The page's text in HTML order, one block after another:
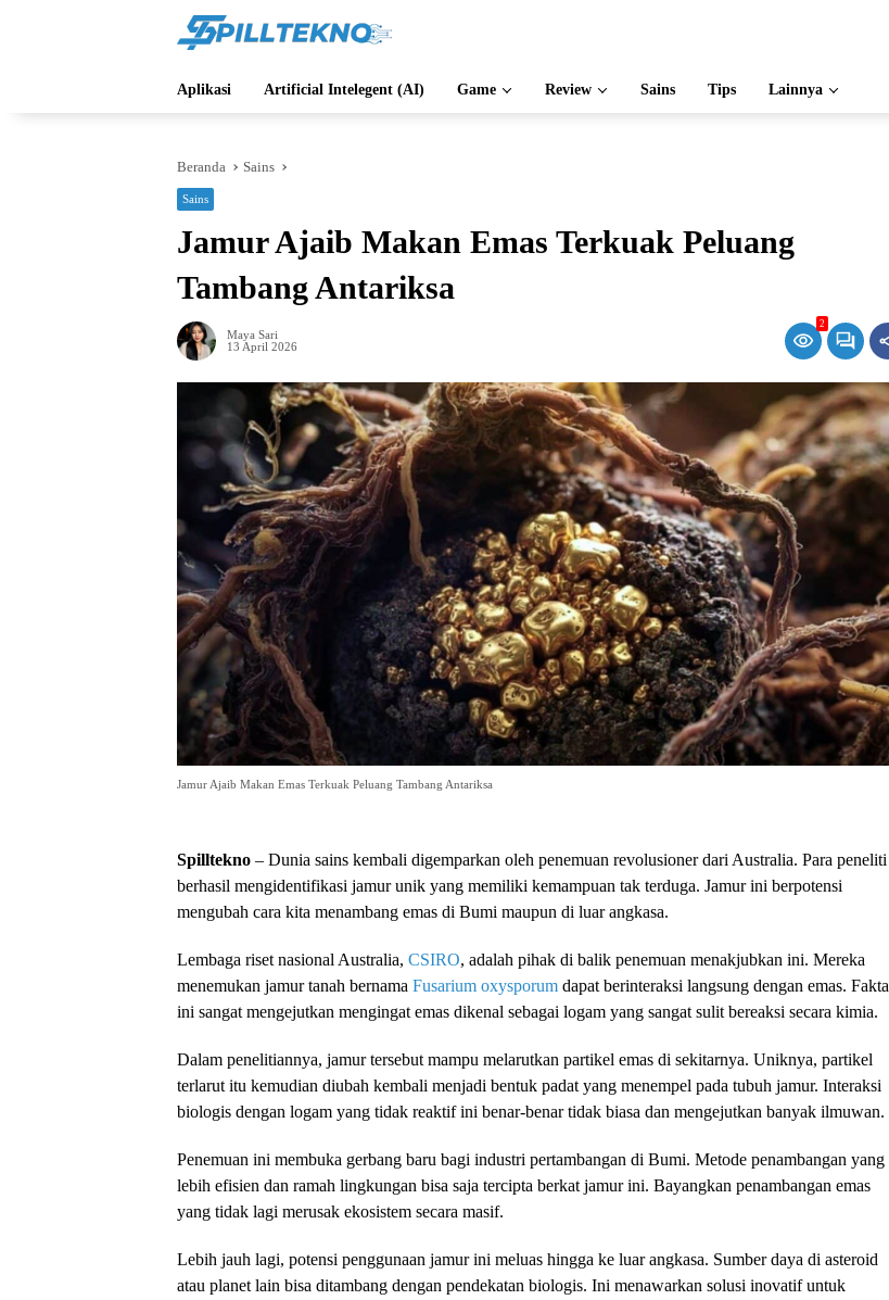
Aplikasi Artificial Intelegent (AI) Game Review Sains Tips Lainnya
Beranda Sains
Sains
Jamur Ajaib Makan Emas Terkuak Peluang
Tambang Antariksa
Maya Sari
13 April 2026
2
Jamur Ajaib Makan Emas Terkuak Peluang Tambang Antariksa
Spilltekno – Dunia sains kembali digemparkan oleh penemuan revolusioner dari Australia. Para peneliti
berhasil mengidentifikasi jamur unik yang memiliki kemampuan tak terduga. Jamur ini berpotensi
mengubah cara kita menambang emas di Bumi maupun di luar angkasa.
Lembaga riset nasional Australia, CSIRO, adalah pihak di balik penemuan menakjubkan ini. Mereka
menemukan jamur tanah bernama Fusarium oxysporum dapat berinteraksi langsung dengan emas. Fakta
ini sangat mengejutkan mengingat emas dikenal sebagai logam yang sangat sulit bereaksi secara kimia.
Dalam penelitiannya, jamur tersebut mampu melarutkan partikel emas di sekitarnya. Uniknya, partikel
terlarut itu kemudian diubah kembali menjadi bentuk padat yang menempel pada tubuh jamur. Interaksi
biologis dengan logam yang tidak reaktif ini benar-benar tidak biasa dan mengejutkan banyak ilmuwan.
Penemuan ini membuka gerbang baru bagi industri pertambangan di Bumi. Metode penambangan yang
lebih efisien dan ramah lingkungan bisa saja tercipta berkat jamur ini. Bayangkan penambangan emas
yang tidak lagi merusak ekosistem secara masif.
Lebih jauh lagi, potensi penggunaan jamur ini meluas hingga ke luar angkasa. Sumber daya di asteroid
atau planet lain bisa ditambang dengan pendekatan biologis. Ini menawarkan solusi inovatif untuk